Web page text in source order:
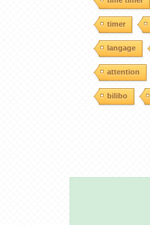
timer
langage
attention
bilibo